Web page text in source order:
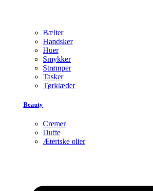
Bælter
Handsker
Huer
Smykker
Strømper
Tasker
Tørklæder
Beauty
Cremer
Dufte
Æteriske olier